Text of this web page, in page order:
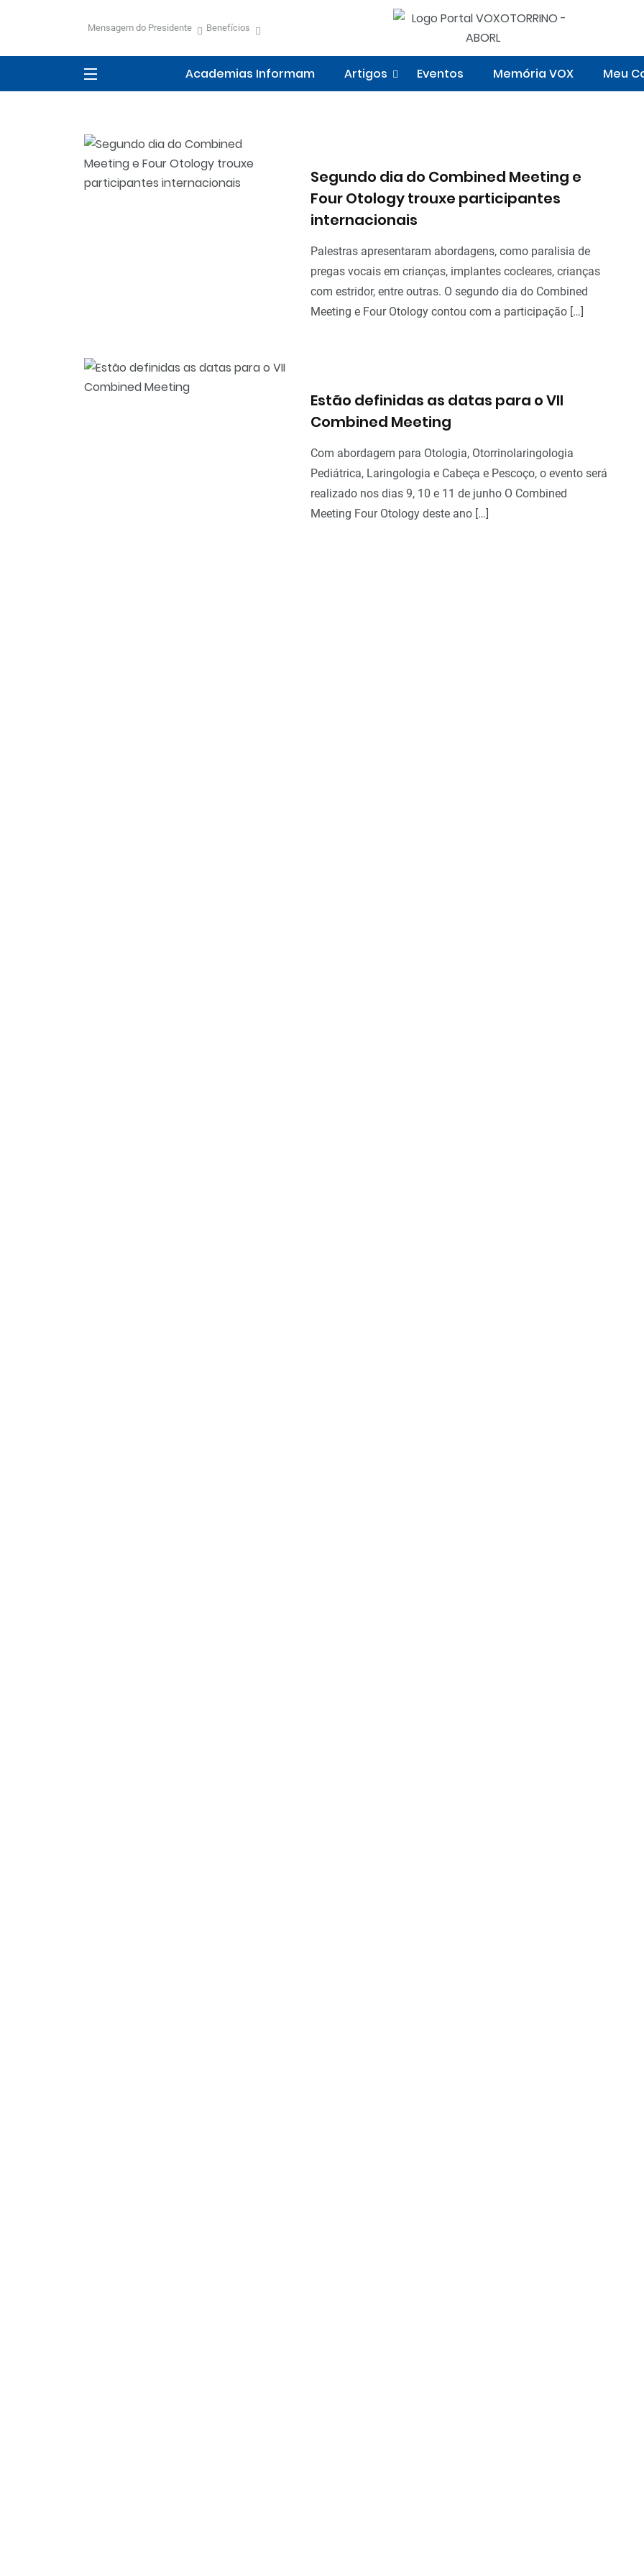
Mensagem do Presidente Benefícios
Academias Informam Artigos Eventos Memória VOX Meu
Segundo dia do Combined Meeting e
Four Otology trouxe participantes
internacionais
Palestras apresentaram abordagens, como paralisia de
pregas vocais em crianças, implantes cocleares, crianças
com estridor, entre outras. O segundo dia do Combined
Meeting e Four Otology contou com a participação […]
Estão definidas as datas para o VII
Combined Meeting
Com abordagem para Otologia, Otorrinolaringologia
Pediátrica, Laringologia e Cabeça e Pescoço, o evento será
realizado nos dias 9, 10 e 11 de junho O Combined
Meeting Four Otology deste ano […]